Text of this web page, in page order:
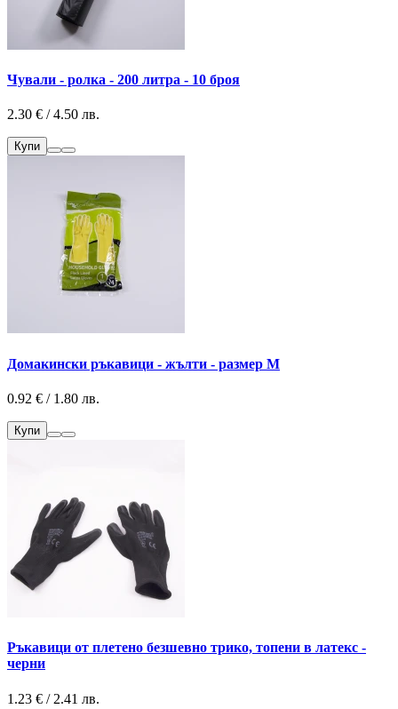
Чували - ролка - 200 литра - 10 броя
2.30 € / 4.50 лв.
Купи
Домакински ръкавици - жълти - размер М
0.92 € / 1.80 лв.
Купи
Ръкавици от плетено безшевно трико, топени в латекс -
черни
1.23 € / 2.41 лв.